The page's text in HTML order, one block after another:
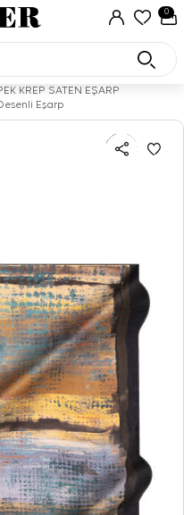
0
KREP SATEN EŞARP
Eşarp